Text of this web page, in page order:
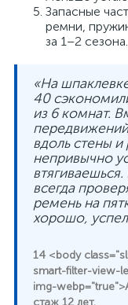
Запасные
ремни,
за 1–2 сезона.
«На
40
из 6 комнат.
вдоль стены
непривычно
всегда
ремень на
хорошо, успел
стаж 12 лет.